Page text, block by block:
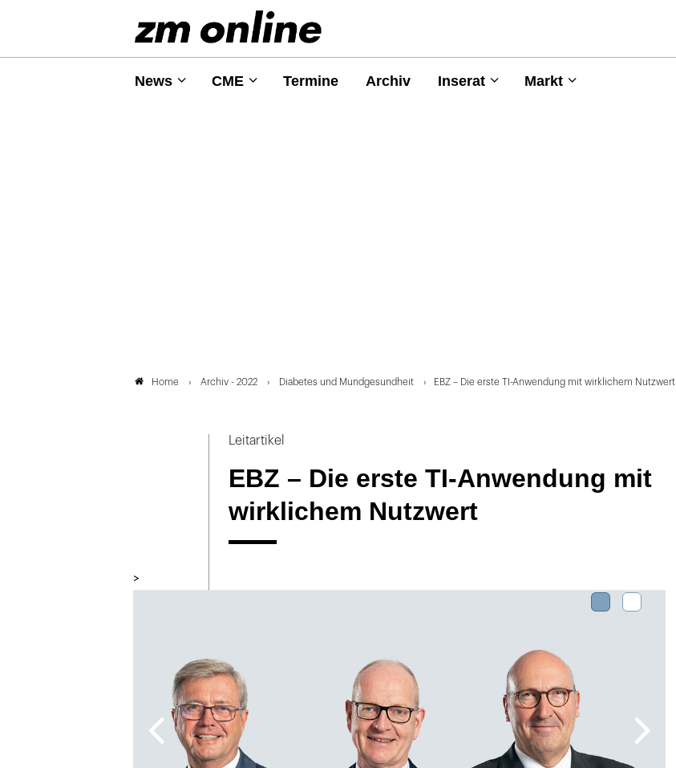
News CME Termine Archiv Inserat Markt
Home Archiv - 2022 Diabetes und Mundgesundheit EBZ – Die erste TI-Anwendung mit wirklichem Nutzwert
Leitartikel
EBZ – Die erste TI-Anwendung mit
wirklichem Nutzwert
>